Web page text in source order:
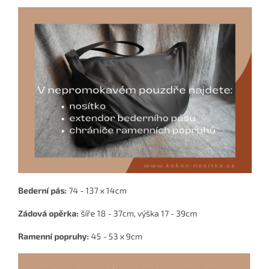
Bederní pás: 74 - 137 x 14cm
Zádová opěrka: šíře 18 - 37cm, výška 17 - 39cm
Ramenní popruhy: 45 - 53 x 9cm